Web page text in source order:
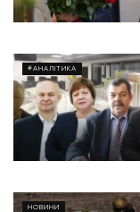
#АНАЛІТИКА
НОВИНИ